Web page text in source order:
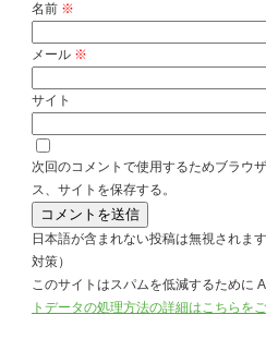
名前 ※
メール ※
サイト
次回のコメントで使用するためブラウ
ス、サイトを保存する。
日本語が含まれない投稿は無視されま
対策）
このサイトはスパムを低減するために
トデータの処理方法の詳細はこちらを